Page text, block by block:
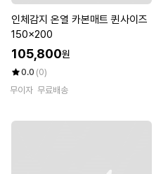
인체감지 온열 카본매트 퀸사이즈
150x200
105,800원
0.0 (0)
무이자 무료배송